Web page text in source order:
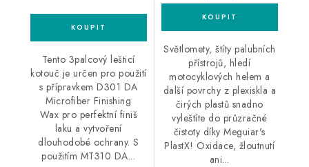
Tento 3palcový lešticí
kotouč je určen pro použití
s přípravkem D301 DA
Microfiber Finishing
Wax pro perfektní finiš
laku a vytvoření
dlouhodobé ochrany. S
použitím MT310 DA...
Světlomety, štíty palubních
přístrojů, hledí
motocyklových helem a
další povrchy z plexiskla a
čirých plastů snadno
vyleštíte do průzračné
čistoty díky Meguiar's
PlastX! Oxidace, žloutnutí
ani...